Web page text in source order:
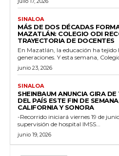
SINALOA
MÁS DE DOS DÉCADAS
MAZATLÁN: COLEGIO ODI
TRAYECTORIA DE DOCENTES
En Mazatlán, la educación ha tejido
generaciones. Y esta semana,
junio 23, 2026
SINALOA
SHEINBAUM ANUNCIA GIRA
DEL PAÍS ESTE FIN DE
CALIFORNIA Y SONORA
-Recorrido iniciará viernes 19 de
supervisión de hospital IMSS...
junio 19, 2026